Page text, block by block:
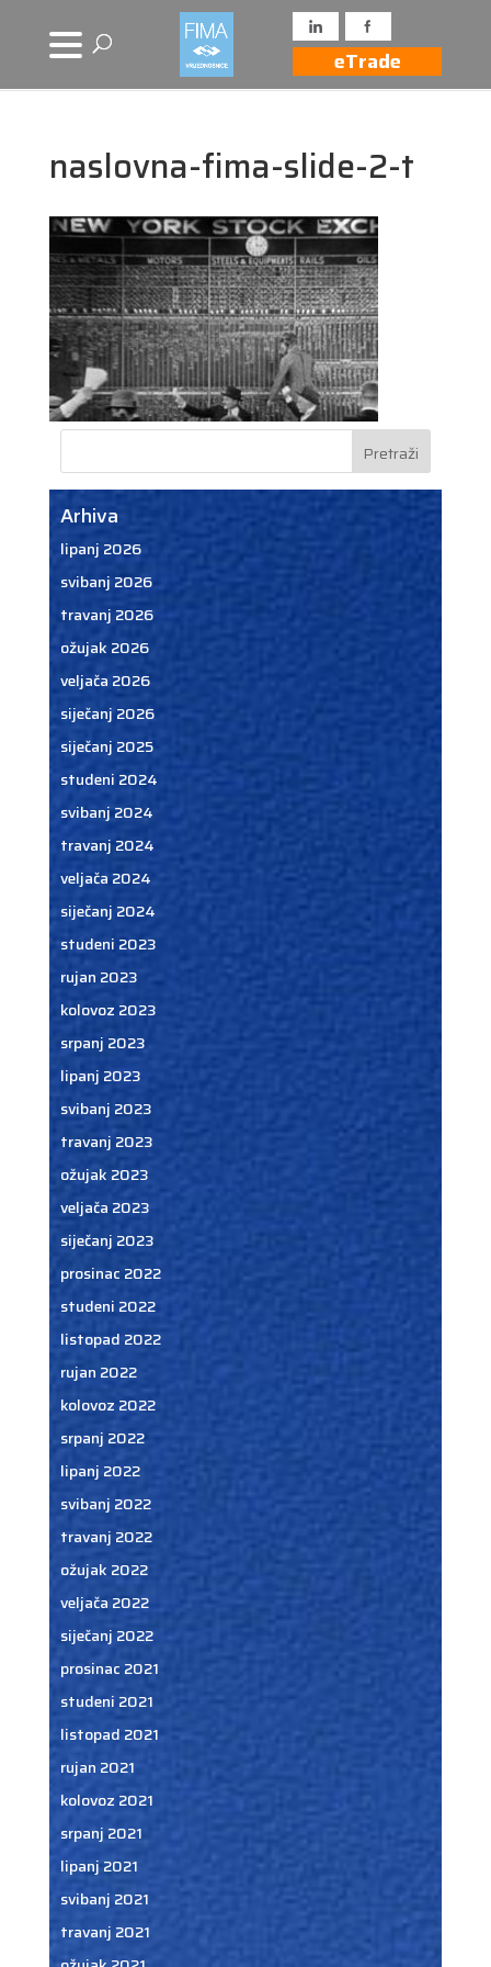
eTrade
naslovna-fima-slide-2-t
Arhiva
lipanj 2026
svibanj 2026
travanj 2026
ožujak 2026
veljača 2026
siječanj 2026
siječanj 2025
studeni 2024
svibanj 2024
travanj 2024
veljača 2024
siječanj 2024
studeni 2023
rujan 2023
kolovoz 2023
srpanj 2023
lipanj 2023
svibanj 2023
travanj 2023
ožujak 2023
veljača 2023
siječanj 2023
prosinac 2022
studeni 2022
listopad 2022
rujan 2022
kolovoz 2022
srpanj 2022
lipanj 2022
svibanj 2022
travanj 2022
ožujak 2022
veljača 2022
siječanj 2022
prosinac 2021
studeni 2021
listopad 2021
rujan 2021
kolovoz 2021
srpanj 2021
lipanj 2021
svibanj 2021
travanj 2021